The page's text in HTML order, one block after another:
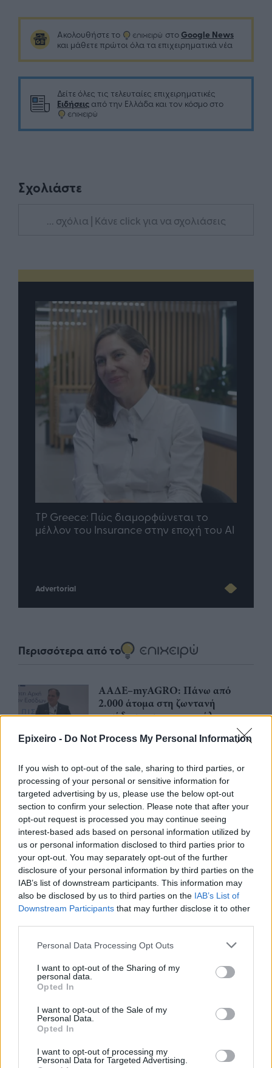
Epixeiro - Do Not Process My Personal Information
If you wish to opt-out of the sale, sharing to third parties, or
processing of your personal or sensitive information for
targeted advertising by us, please use the below opt-out
section to confirm your selection. Please note that after your
opt-out request is processed you may continue seeing
interest-based ads based on personal information utilized by
us or personal information disclosed to third parties prior to
your opt-out. You may separately opt-out of the further
disclosure of your personal information by third parties on the
IAB’s list of downstream participants. This information may
also be disclosed by us to third parties on the IAB’s List of
Downstream Participants that may further disclose it to other
Personal Data Processing Opt Outs
I want to opt-out of the Sharing of my
personal data.
Opted In
I want to opt-out of the Sale of my
Personal Data.
Opted In
I want to opt-out of processing my
Personal Data for Targeted Advertising.
Ακολουθήστε το στο Google News
και μάθετε πρώτοι όλα τα επιχειρηματικά νέα
Δείτε όλες τις τελευταίες επιχειρηματικές
Ειδήσεις από την Ελλάδα και τον κόσμο στο
Σχολιάστε
... σχόλια | Κάνε click για να σχολιάσεις
TP Greece: Πώς διαμορφώνεται το
μέλλον του Insurance στην εποχή του AI
Advertorial
Περισσότερα από το
ΑΑΔΕ–myAGRO: Πάνω από
2.000 άτομα στη ζωντανή
μετάδοση, ποιες οι μεγάλες
07/08/26| 14:00
ΟΠΕΚΑ: Σήμερα, Παρασκευή 7
Αυγούστου η δεύτερη καταβολή
του βοηθήματος του
Λογαριασμού Αγροτικής Εστίας
07/08/26|12:35
ΑΑΔΕ: Αιτήσεις για ενίσχυση de
minimis αναφορικά με δυσμενείς
καιρικές συνθήκες, παγετό και
λειψυδρία
07/08/26|11:06
ΟΣΔΕ: Στη νέα ψηφιακή εποχή οι
αιτήσεις ενίσχυσης μέσω της
06/08/26|11:26
ΑΑΔΕ, πλατφόρμα myAGRO: Σε
λειτουργία από σήμερα η νέα
04/08/26|15:47